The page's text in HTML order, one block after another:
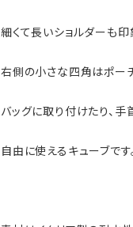
細くて長いショルダーも印
右側の小さな四角はポーチ
バッグに取り付けたり、手
自由に使えるキューブです